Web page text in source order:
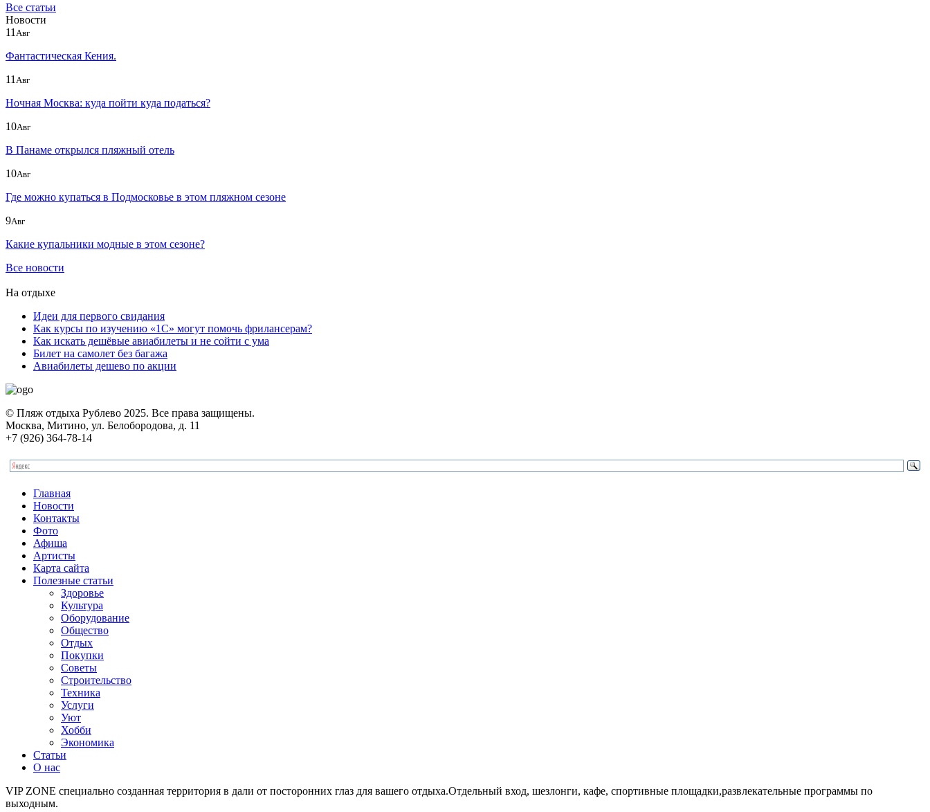
Все статьи
Новости
11 Авг
Фантастическая Кения.
11 Авг
Ночная Москва: куда пойти куда податься?
10Авг
В Панаме открылся пляжный отель
10Авг
Где можно купаться в Подмосковье в этом пляжном сезоне
9Авг
Какие купальники модные в этом сезоне?
Все новости
На отдыхе
Идеи для первого свидания
Как курсы по изучению «1С» могут помочь фрилансерам?
Как искать дешёвые авиабилеты и не сойти с ума
Билет на самолет без багажа
Авиабилеты дешево по акции
© Пляж отдыха Рублево 2025. Все права защищены.
Москва, Митино, ул. Белобородова, д. 11
+7 (926) 364-78-14
Главная
Новости
Контакты
Фото
Афиша
Артисты
Карта сайта
Полезные статьи
Здоровье
Культура
Оборудование
Общество
Отдых
Покупки
Советы
Строительство
Техника
Услуги
Уют
Хобби
Экономика
Статьи
О нас
VIP ZONE специально созданная территория в дали от посторонних глаз для вашего отдыха.Отдельный вход, шезлонги, кафе, спортивные площадки,развлекательные программы по
выходным.